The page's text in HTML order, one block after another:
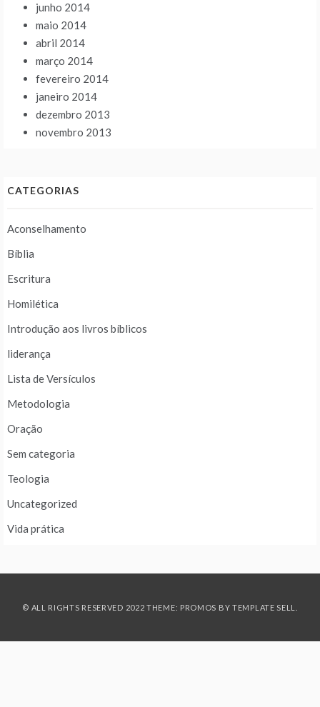
junho 2014
maio 2014
abril 2014
março 2014
fevereiro 2014
janeiro 2014
dezembro 2013
novembro 2013
CATEGORIAS
Aconselhamento
Bíblia
Escritura
Homilética
Introdução aos livros bíblicos
liderança
Lista de Versículos
Metodologia
Oração
Sem categoria
Teologia
Uncategorized
Vida prática
© ALL RIGHTS RESERVED 2022 THEME: PROMOS BY TEMPLATE SELL